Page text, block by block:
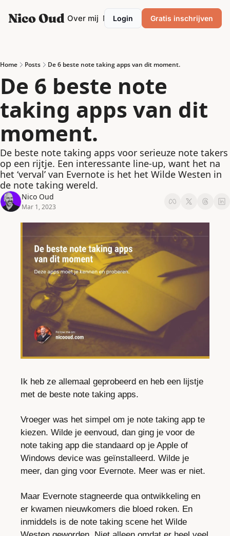
Nico Oud
Categories
Categories
Ondernemen
Personal development
Productiviteit
Strategie
VrijMiPost
Over mij Mentor/Coach
Login Gratis inschrijven
Home Posts De 6 beste note taking apps van dit moment.
De 6 beste note
taking apps van dit
moment.
De beste note taking apps voor serieuze note takers
op een rijtje. Een interessante line-up, want het na
het ‘verval’ van Evernote is het het Wilde Westen in
de note taking wereld.
Nico Oud
Mar 1, 2023
Ik heb ze allemaal geprobeerd en heb een lijstje
met de beste note taking apps.
Vroeger was het simpel om je note taking app te
kiezen. Wilde je eenvoud, dan ging je voor de
note taking app die standaard op je Apple of
Windows device was geïnstalleerd. Wilde je
meer, dan ging voor Evernote. Meer was er niet.
Maar Evernote stagneerde qua ontwikkeling en
er kwamen nieuwkomers die bloed roken. En
inmiddels is de note taking scene het Wilde